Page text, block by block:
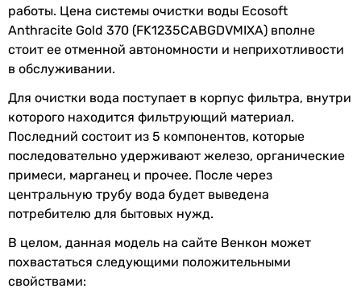
Способ
промывка солью
Минимальное
рабочее
давление
Электропитание 230 В
Потребляемая
мощность
30 Вт
Диаметр
подключения
вход
1 ″
работы. Цена системы очистки воды Ecosoft
Anthracite Gold 370 (FK1235CABGDVMIXA) вполне
стоит ее отменной автономности и неприхотливости
в обслуживании.
Для очистки вода поступает в корпус фильтра, внутри
которого находится фильтрующий материал.
Последний состоит из 5 компонентов, которые
последовательно удерживают железо, органические
примеси, марганец и прочее. После через
центральную трубу вода будет выведена
потребителю для бытовых нужд.
В целом, данная модель на сайте Венкон может
похвастаться следующими положительными
свойствами: